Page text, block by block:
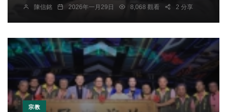
陳信銘 2026年一月29日 8,068 觀看 2 分享
宗教